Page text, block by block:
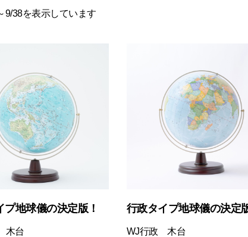
9/38を表示しています
プ地球儀の決定版！
木台
行政タイプ地球儀の決定
WJ行政 木台